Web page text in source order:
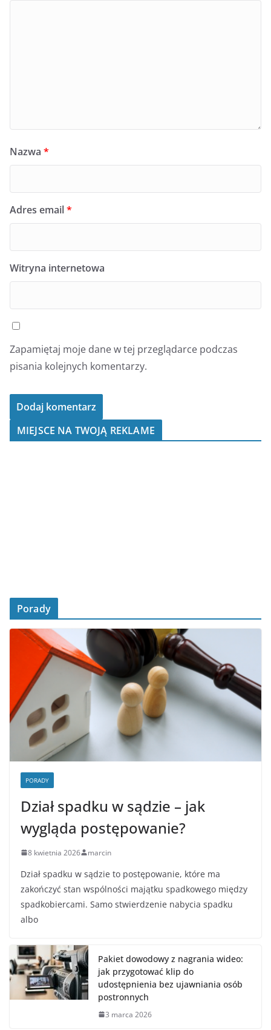
Nazwa *
Adres email*
Witryna internetowa
Zapamiętaj moje dane w tej przeglądarce podczas
pisania kolejnych komentarzy.
MIEJSCE NA TWOJĄ REKLAME
Porady
PORADY
Dział spadku w sądzie – jak
wygląda postępowanie?
8 kwietnia 2026 marcin
Dział spadku w sądzie to postępowanie, które ma
zakończyć stan wspólności majątku spadkowego między
spadkobiercami. Samo stwierdzenie nabycia spadku
albo
Pakiet dowodowy z nagrania wideo:
jak przygotować klip do
udostępnienia bez ujawniania osób
postronnych
3 marca 2026